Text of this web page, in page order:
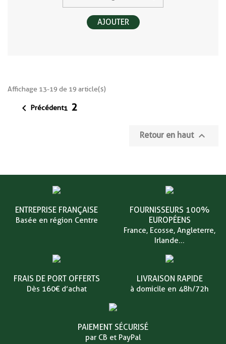
AJOUTER
Affichage 13-19 de 19 article(s)
 Précédent1 2
Retour en haut 
ENTREPRISE FRANÇAISE
Basée en région Centre
FOURNISSEURS 100%
EUROPÉENS
France, Ecosse, Angleterre,
Irlande...
FRAIS DE PORT OFFERTS
Dès 160€ d’achat
LIVRAISON RAPIDE
à domicile en 48h/72h
PAIEMENT SÉCURISÉ
par CB et PayPal